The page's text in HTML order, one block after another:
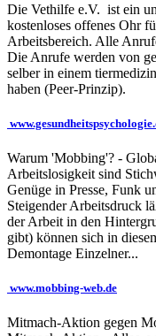
Die Vethilfe e.V. ist ein
kostenloses offenes Ohr
Arbeitsbereich. Alle
Die Anrufe werden von
selber in einem
haben (Peer-Prinzip).
Warum 'Mobbing'? -
Arbeitslosigkeit sind
Genüge in Presse, Funk
Steigender Arbeitsdruck
der Arbeit in den
gibt) können sich in
Demontage Einzelner...
www.mobbing-web.de
Mitmach-Aktion gegen